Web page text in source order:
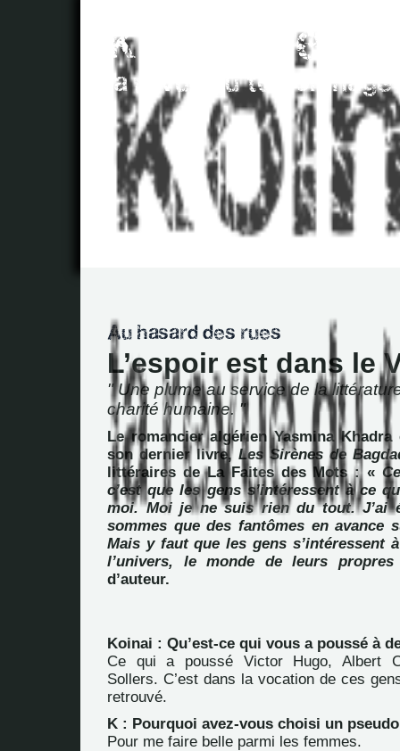
L’espoir est dans le
" Une plume au service de la
charité humaine. "
Le romancier algérien Yasmina Khadra
son dernier livre, Les Sirènes de
littéraires de La Faites des Mots : «
c’est que les gens s’intéressent à ce
moi. Moi je ne suis rien du tout. J’ai
sommes que des fantômes en avance
Mais y faut que les gens s’intéressent
l’univers, le monde de leurs propres
d’auteur.
Koinai : Qu’est-ce qui vous a poussé à
Ce qui a poussé Victor Hugo, Albert
Sollers. C’est dans la vocation de ces
retrouvé.
K : Pourquoi avez-vous choisi un
Pour me faire belle parmi les femmes.